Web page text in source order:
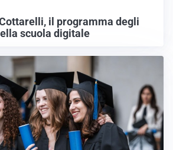
il programma degli
scuola digitale